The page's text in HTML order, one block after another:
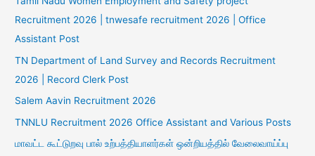
Recruitment 2026 | tnwesafe recruitment 2026 | Office
Assistant Post
TN Department of Land Survey and Records Recruitment
2026 | Record Clerk Post
Salem Aavin Recruitment 2026
TNNLU Recruitment 2026 Office Assistant and Various Posts
மாவட்ட கூட்டுறவு பால் உற்பத்தியாளர்கள் ஒன்றியத்தில் வேலைவாய்ப்பு